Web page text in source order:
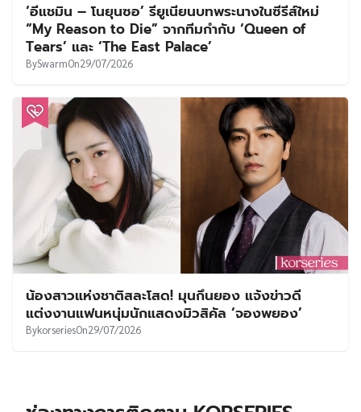
‘อีแชมิน – โนยุนซอ’ รียูเนียนบทพระนางในซีรีส์ใหม่
“My Reason to Die” จากทีมกำกับ ‘Queen of
Tears’ และ ‘The East Palace’
BySwarmOn29/07/2026
น้องสาวแห่งชาติสละโสด! มุนกึนยอง แจ้งข่าวดี
แต่งงานแฟนหนุ่มนักแสดงมิวสิคัล ‘จองพยอง’
BykorseriesOn29/07/2026